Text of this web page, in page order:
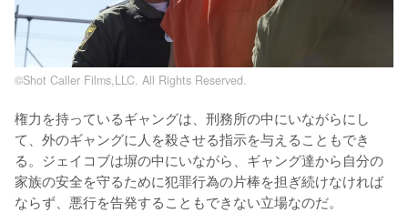
©Shot Caller Films,LLC. All Rights Reserved.
権力を持っているギャングは、刑務所の中にいながらにし
て、外のギャングに人を殺させる指示を与えることもでき
る。ジェイコブは塀の中にいながら、ギャング達から自分の
家族の安全を守るために犯罪行為の片棒を担ぎ続けなければ
ならず、悪行を告発することもできない立場なのだ。